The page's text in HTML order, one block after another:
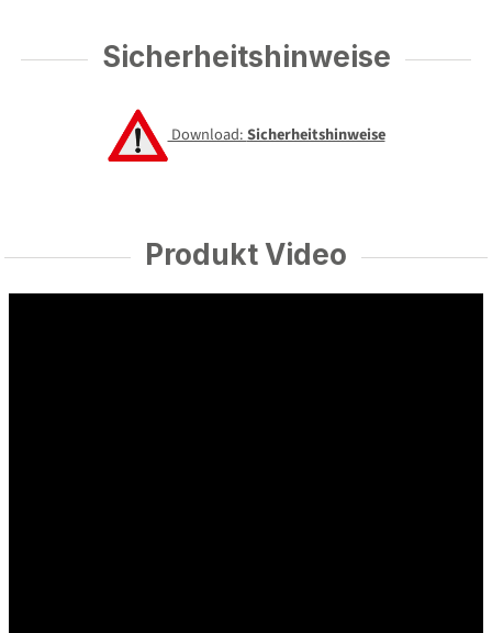
Sicherheitshinweise
Download:Sicherheitshinweise
Produkt Video